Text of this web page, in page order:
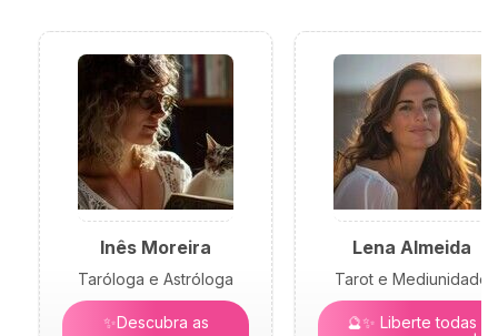
Inês Moreira
Taróloga e Astróloga
✨Descubra as
Lena Almeida
Tarot e Mediunidade
🔮✨ Liberte todas